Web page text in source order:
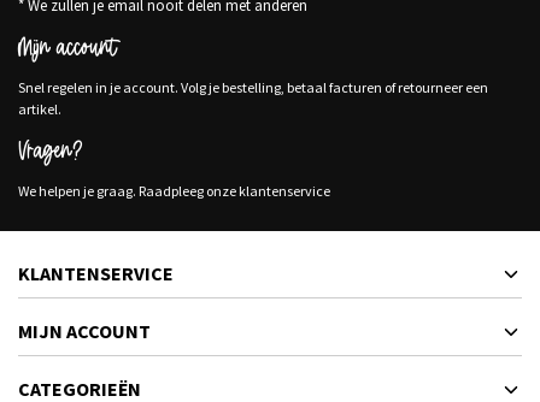
* We zullen je email nooit delen met anderen
Mijn account
Snel regelen in je account. Volg je bestelling, betaal facturen of retourneer een
artikel.
Vragen?
We helpen je graag. Raadpleeg onze klantenservice
KLANTENSERVICE
MIJN ACCOUNT
CATEGORIEËN